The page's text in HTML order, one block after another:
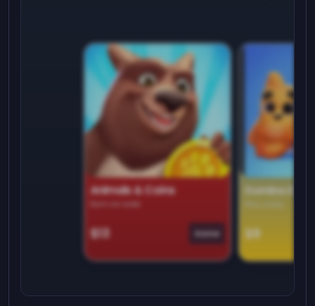
Animals & Coins
Earn on side
$13 Game
Domino
$9